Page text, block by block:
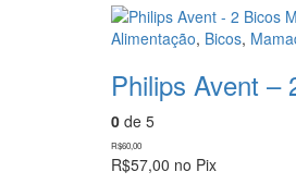
podem
ser
na
página
Alimentação, Bicos,
Philips Avent –
0 de 5
R$60,00
R$57,00 no Pix